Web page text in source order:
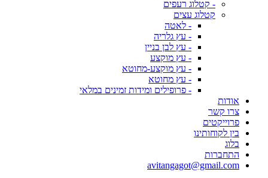
- קטלוג רעפים
קטלוג עצים
- לאטה
- עץ גלריה
- עץ לבן בניין
- עץ מוקצע
- עץ מוקצע-מחוטא
- עץ מחוטא
- פרופילים ומידות זמינים במלאי
אודות
צרו קשר
פרוייקטים
בין לקוחותינו
בלוג
התחברות
avitangagot@gmail.com